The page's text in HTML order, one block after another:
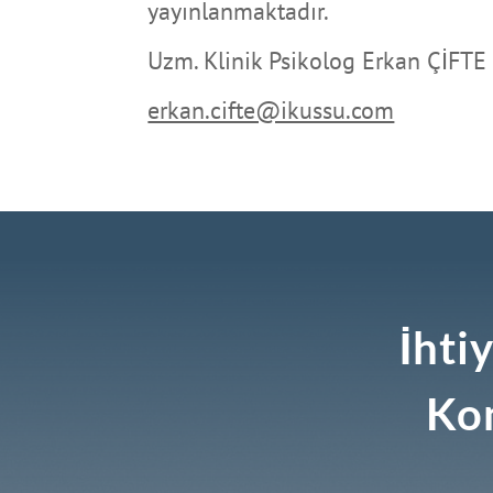
yayınlanmaktadır.
Uzm. Klinik Psikolog Erkan ÇİFTE
erkan.cifte@ikussu.com